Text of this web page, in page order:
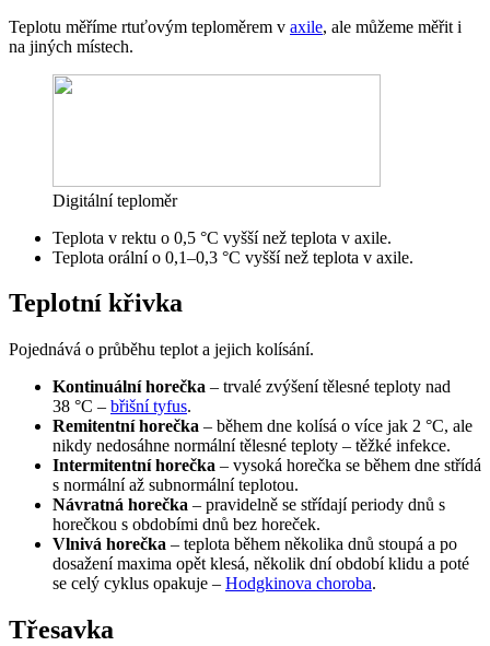
Teplotu měříme rtuťovým teploměrem v axile, ale můžeme měřit i
na jiných místech.
Digitální teploměr
Teplota v rektu o 0,5 °C vyšší než teplota v axile.
Teplota orální o 0,1–0,3 °C vyšší než teplota v axile.
Teplotní křivka
Pojednává o průběhu teplot a jejich kolísání.
Kontinuální horečka – trvalé zvýšení tělesné teploty nad
38 °C – břišní tyfus.
Remitentní horečka – během dne kolísá o více jak 2 °C, ale
nikdy nedosáhne normální tělesné teploty – těžké infekce.
Intermitentní horečka – vysoká horečka se během dne střídá
s normální až subnormální teplotou.
Návratná horečka – pravidelně se střídají periody dnů s
horečkou s obdobími dnů bez horeček.
Vlnivá horečka – teplota během několika dnů stoupá a po
dosažení maxima opět klesá, několik dní období klidu a poté
se celý cyklus opakuje – Hodgkinova choroba.
Třesavka